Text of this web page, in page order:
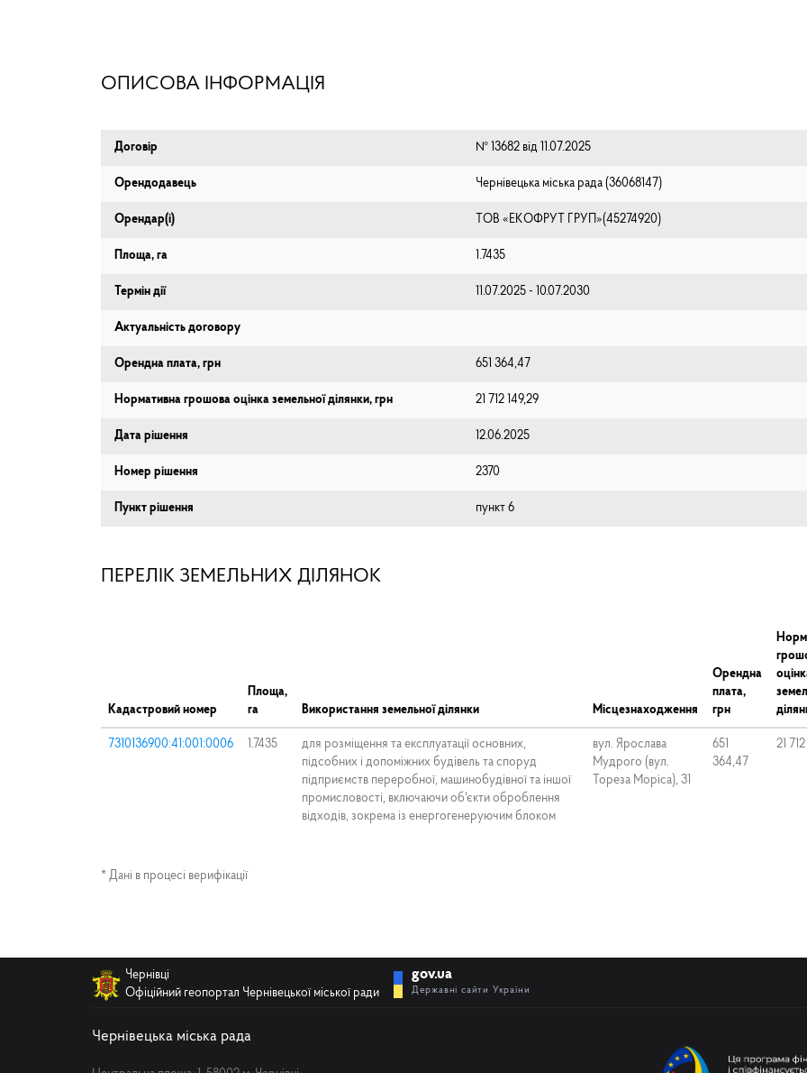
ОПИСОВА ІНФОРМАЦІЯ
Договір № 13682 від 11.07.2025
Орендодавець Чернівецька міська рада (⁨36068147⁩)
Орендар(і) ТОВ «ЕКОФРУТ ГРУП»(45274920)
Площа, га 1.7435
Термін дії 11.07.2025 - 10.07.2030
Актуальність договору
Орендна плата, грн 651 364,47
Нормативна грошова оцінка земельної ділянки, грн 21 712 149,29
Дата рішення 12.06.2025
Номер рішення 2370
Пункт рішення пункт 6
ПЕРЕЛІК ЗЕМЕЛЬНИХ ДІЛЯНОК
Кадастровий номер
Площа,
га
Використання земельної ділянки Місцезнаходження
Орендна
плата,
грн
7310136900:41:001:0006 1.7435
для розміщення та експлуатації основних,
підсобних і допоміжних будівель та споруд
підприємств переробної, машинобудівної та іншої
промисловості, включаючи об'єкти оброблення
відходів, зокрема із енергогенеруючим блоком
вул. Ярослава
Мудрого (вул.
Тореза Моріса), 31
651
364,47
21
* Дані в процесі верифікації
Чернівці
Офіційний геопортал Чернівецької міської ради
gov.ua
Державні сайти України
Чернівецька міська рада